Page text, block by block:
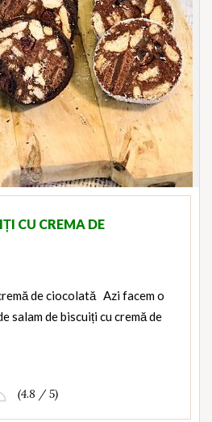
CU CREMA DE
de ciocolată Azi facem o
salam de biscuiți cu cremă de
(4.8 / 5)